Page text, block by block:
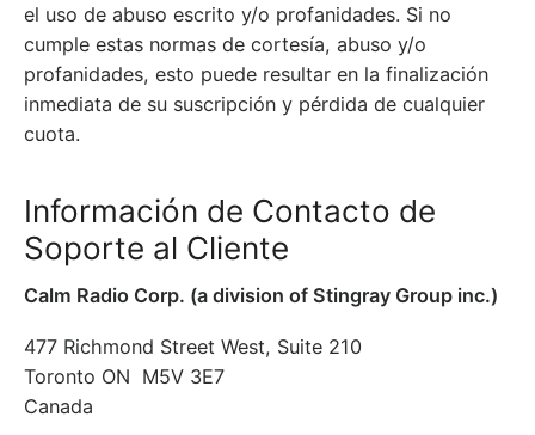
el uso de abuso escrito y/o profanidades. Si no
cumple estas normas de cortesía, abuso y/o
profanidades, esto puede resultar en la finalización
inmediata de su suscripción y pérdida de cualquier
cuota.
Información de Contacto de
Soporte al Cliente
Calm Radio Corp. (a division of Stingray Group inc.)
477 Richmond Street West, Suite 210
Toronto ON M5V 3E7
Canada